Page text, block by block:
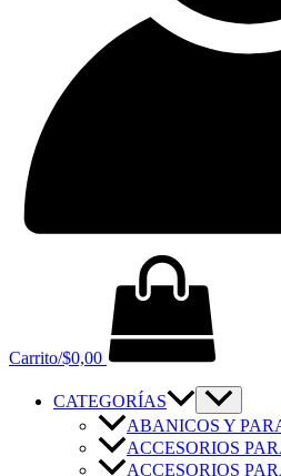
Carrito/$0,00
CATEGORÍAS
ABANICOS Y
ACCESORIOS
ACCESORIOS